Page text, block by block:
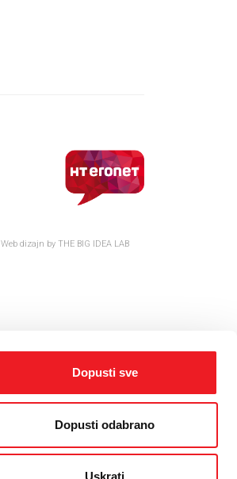
Dopusti sve
Dopusti odabrano
Uskrati
Web dizajn by THE BIG IDEA LAB